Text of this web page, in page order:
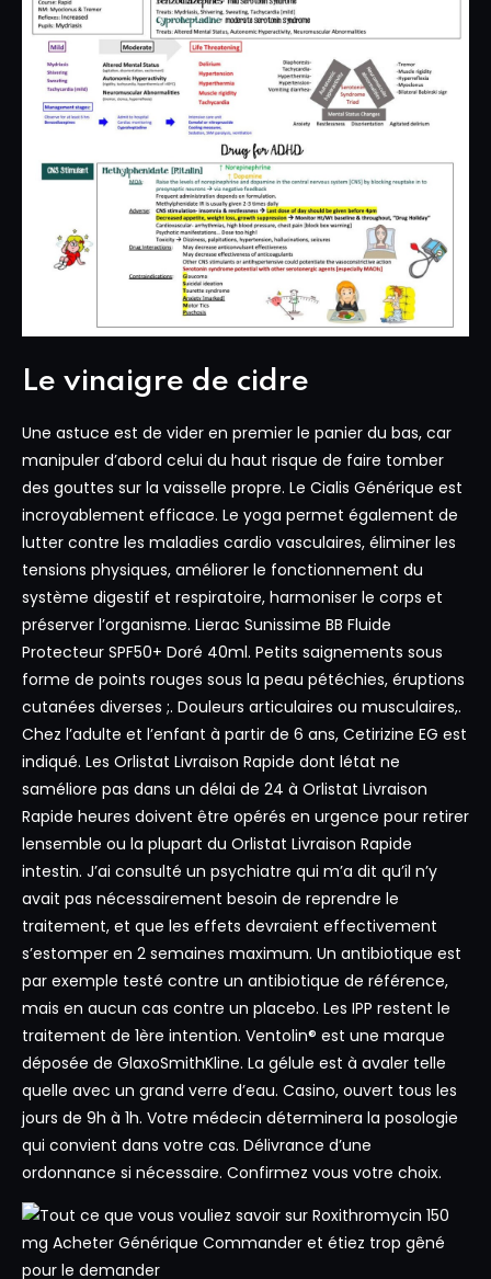
Le vinaigre de cidre
Une astuce est de vider en premier le panier du bas, car
manipuler d’abord celui du haut risque de faire tomber
des gouttes sur la vaisselle propre. Le Cialis Générique est
incroyablement efficace. Le yoga permet également de
lutter contre les maladies cardio vasculaires, éliminer les
tensions physiques, améliorer le fonctionnement du
système digestif et respiratoire, harmoniser le corps et
préserver l’organisme. Lierac Sunissime BB Fluide
Protecteur SPF50+ Doré 40ml. Petits saignements sous
forme de points rouges sous la peau pétéchies, éruptions
cutanées diverses ;. Douleurs articulaires ou musculaires,.
Chez l’adulte et l’enfant à partir de 6 ans, Cetirizine EG est
indiqué. Les Orlistat Livraison Rapide dont létat ne
saméliore pas dans un délai de 24 à Orlistat Livraison
Rapide heures doivent être opérés en urgence pour retirer
lensemble ou la plupart du Orlistat Livraison Rapide
intestin. J’ai consulté un psychiatre qui m’a dit qu’il n’y
avait pas nécessairement besoin de reprendre le
traitement, et que les effets devraient effectivement
s’estomper en 2 semaines maximum. Un antibiotique est
par exemple testé contre un antibiotique de référence,
mais en aucun cas contre un placebo. Les IPP restent le
traitement de 1ère intention. Ventolin® est une marque
déposée de GlaxoSmithKline. La gélule est à avaler telle
quelle avec un grand verre d’eau. Casino, ouvert tous les
jours de 9h à 1h. Votre médecin déterminera la posologie
qui convient dans votre cas. Délivrance d’une
ordonnance si nécessaire. Confirmez vous votre choix.